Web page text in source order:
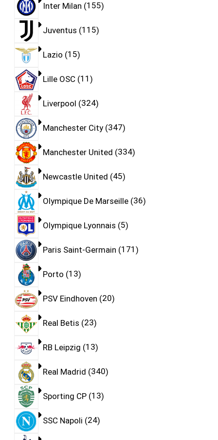
Inter Milan 155
Juventus 115
Lazio 15
Lille OSC 11
Liverpool 324
Manchester City 347
Manchester United 334
Newcastle United 45
Olympique De Marseille 36
Olympique Lyonnais 5
Paris Saint-Germain 171
Porto 13
PSV Eindhoven 20
Real Betis 23
RB Leipzig 13
Real Madrid 340
Sporting CP 13
SSC Napoli 24